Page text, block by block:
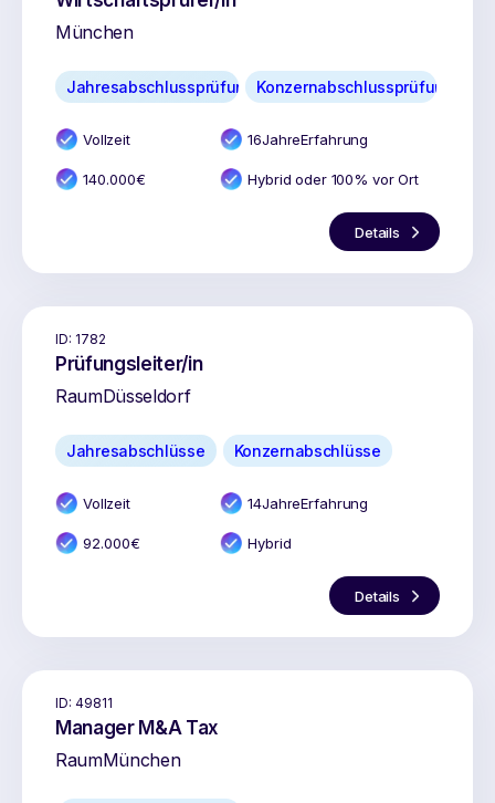
München
Jahresabschlussprüfung Konzernabschlussprüfung
Vollzeit 16JahreErfahrung
140.000€ Hybrid oder 100% vor Ort
Details
ID: 1782
Prüfungsleiter/in
RaumDüsseldorf
Jahresabschlüsse Konzernabschlüsse
Vollzeit 14JahreErfahrung
92.000€ Hybrid
Details
ID: 49811
Manager M&A Tax
RaumMünchen